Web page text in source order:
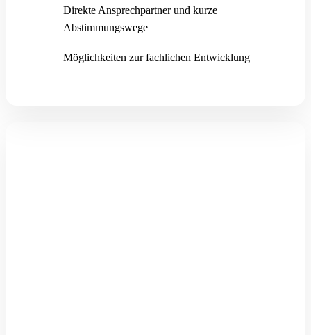
Direkte Ansprechpartner und kurze
Abstimmungswege
Möglichkeiten zur fachlichen Entwicklung